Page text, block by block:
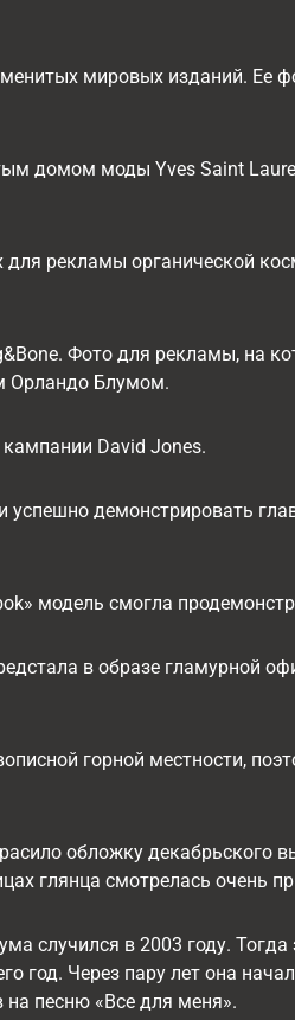
мировых изданий. Ее
домом моды Yves Saint
рекламы органической
Фото для рекламы, на
Орландо Блумом.
David Jones.
успешно демонстрировать
модель смогла
в образе гламурной
горной местности,
обложку декабрьского
глянца смотрелась очень
случился в 2003 году.
год. Через пару лет она
песню «Все для меня».